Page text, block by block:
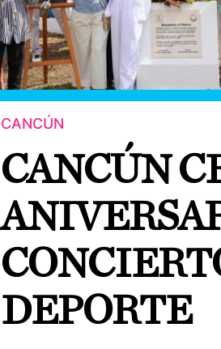
CANCÚN
CANCÚN
DEPORTE